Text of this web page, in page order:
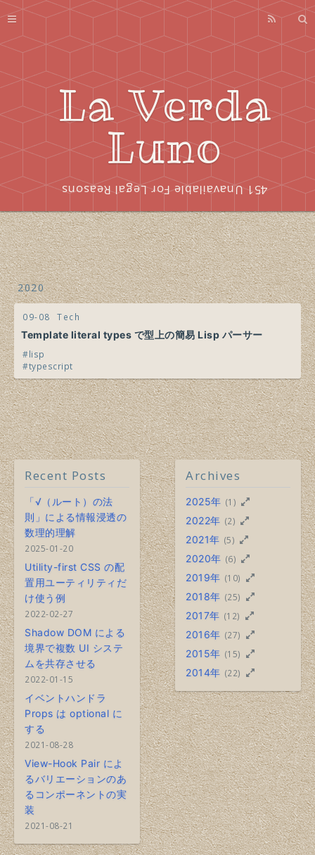
La Verda
Luno
451 Unavailable For Legal Reasons
2020
09-08 Tech
Template literal types で型上の簡易 Lisp パーサー
lisp
typescript
Recent Posts
「√（ルート）の法
則」による情報浸透の
数理的理解
2025-01-20
Utility-first CSS の配
置用ユーティリティだ
け使う例
2022-02-27
Shadow DOM による
境界で複数 UI システ
ムを共存させる
2022-01-15
イベントハンドラ
Props は optional に
する
2021-08-28
View-Hook Pair によ
るバリエーションのあ
るコンポーネントの実
装
2021-08-21
Archives
2025年 (1)
2022年 (2)
2021年 (5)
2020年 (6)
2019年 (10)
2018年 (25)
2017年 (12)
2016年 (27)
2015年 (15)
2014年 (22)
Profile
About
Series
Index